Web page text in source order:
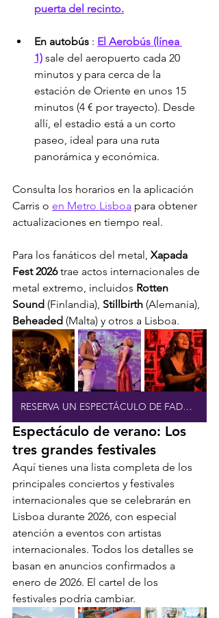
puerta del recinto.
En autobús : El Aerobús (línea
1) sale del aeropuerto cada 20
minutos y para cerca de la
estación de Oriente en unos 15
minutos (4 € por trayecto). Desde
allí, el estadio está a un corto
paseo, ideal para una ruta
panorámica y económica.
Consulta los horarios en la aplicación
Carris o en Metro Lisboa para obtener
actualizaciones en tiempo real.
Para los fanáticos del metal, Xapada
Fest 2026 trae actos internacionales de
metal extremo, incluidos Rotten
Sound (Finlandia), Stillbirth (Alemania),
Beheaded (Malta) y otros a Lisboa.
RESERVA UN ESPECTÁCULO DE FADO EN VIVO CON VINO DE OPORTO
Espectáculo de verano: Los
tres grandes festivales
Aquí tienes una lista completa de los
principales conciertos y festivales
internacionales que se celebrarán en
Lisboa durante 2026, con especial
atención a eventos con artistas
internacionales. Todos los detalles se
basan en anuncios confirmados a
enero de 2026. El cartel de los
festivales podría cambiar.